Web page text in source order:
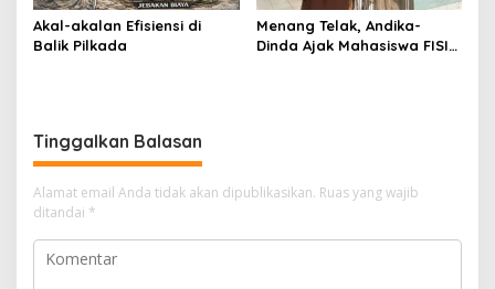
Akal-akalan Efisiensi di
Balik Pilkada
Menang Telak, Andika-
Dinda Ajak Mahasiswa FISIP
Tinggalkan Balasan
Alamat email Anda tidak akan dipublikasikan. Ruas yang wajib
ditandai *